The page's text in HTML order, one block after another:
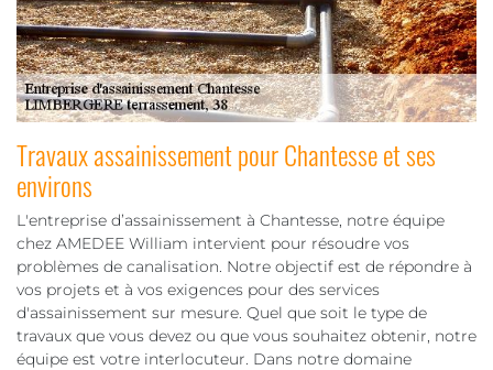
Travaux assainissement pour Chantesse et ses
environs
L'entreprise d’assainissement à Chantesse, notre équipe
chez AMEDEE William intervient pour résoudre vos
problèmes de canalisation. Notre objectif est de répondre à
vos projets et à vos exigences pour des services
d'assainissement sur mesure. Quel que soit le type de
travaux que vous devez ou que vous souhaitez obtenir, notre
équipe est votre interlocuteur. Dans notre domaine